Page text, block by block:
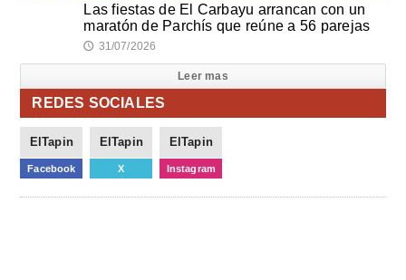
Las fiestas de El Carbayu arrancan con un
maratón de Parchís que reúne a 56 parejas
🕔 31/07/2026
Leer mas
REDES SOCIALES
ElTapin
Facebook
ElTapin
X
ElTapin
Instagram